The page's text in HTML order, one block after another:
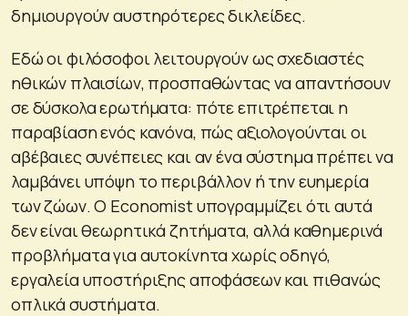
δημιουργούν αυστηρότερες δικλείδες.
Εδώ οι φιλόσοφοι λειτουργούν ως σχεδιαστές
ηθικών πλαισίων, προσπαθώντας να απαντήσουν
σε δύσκολα ερωτήματα: πότε επιτρέπεται η
παραβίαση ενός κανόνα, πώς αξιολογούνται οι
αβέβαιες συνέπειες και αν ένα σύστημα πρέπει να
λαμβάνει υπόψη το περιβάλλον ή την ευημερία
των ζώων. Ο Economist υπογραμμίζει ότι αυτά
δεν είναι θεωρητικά ζητήματα, αλλά καθημερινά
προβλήματα για αυτοκίνητα χωρίς οδηγό,
εργαλεία υποστήριξης αποφάσεων και πιθανώς
οπλικά συστήματα.